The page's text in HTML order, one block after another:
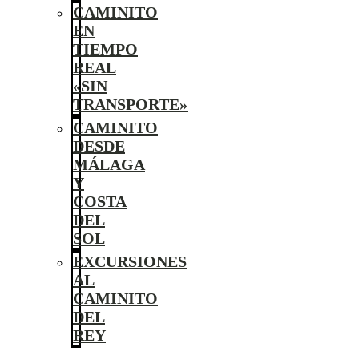
CAMINITO
EN
TIEMPO
REAL
«SIN
TRANSPORTE»
CAMINITO
DESDE
MÁLAGA
Y
COSTA
DEL
SOL
EXCURSIONES
AL
CAMINITO
DEL
REY